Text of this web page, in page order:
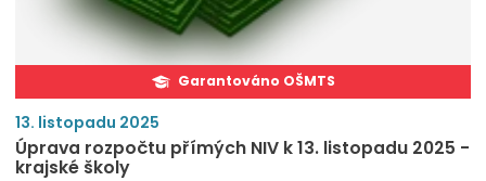
Garantováno OŠMTS
13. listopadu 2025
Úprava rozpočtu přímých NIV k 13. listopadu 2025 -
krajské školy